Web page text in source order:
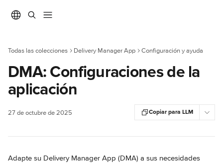
Todas las colecciones Delivery Manager App Configuración y ayuda
DMA: Configuraciones de la
aplicación
27 de octubre de 2025 Copiar para LLM
Adapte su Delivery Manager App (DMA) a sus necesidades